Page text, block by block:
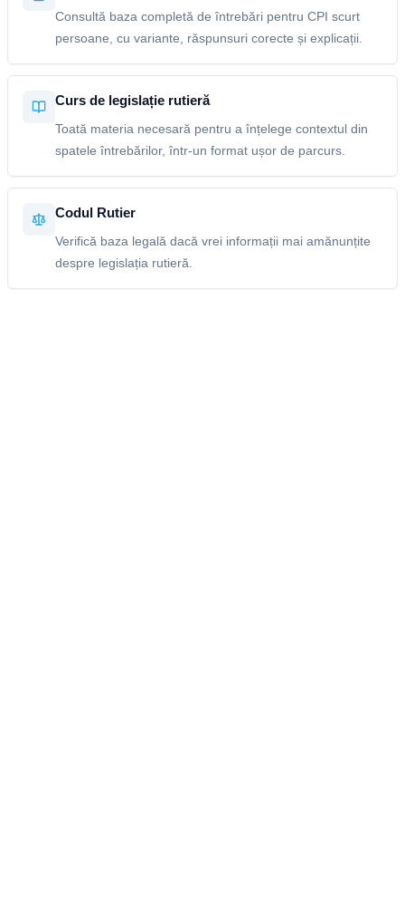
Consultă baza completă de întrebări pentru CPI scurt
persoane, cu variante, răspunsuri corecte și explicații.
Curs de legislație rutieră
Toată materia necesară pentru a înțelege contextul din
spatele întrebărilor, într-un format ușor de parcurs.
Codul Rutier
Verifică baza legală dacă vrei informații mai amănunțite
despre legislația rutieră.